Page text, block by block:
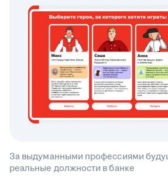
За выдуманными профессиями
реальные должности в банке